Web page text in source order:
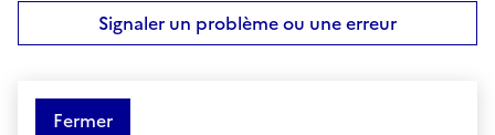
Signaler un problème ou une erreur
Fermer